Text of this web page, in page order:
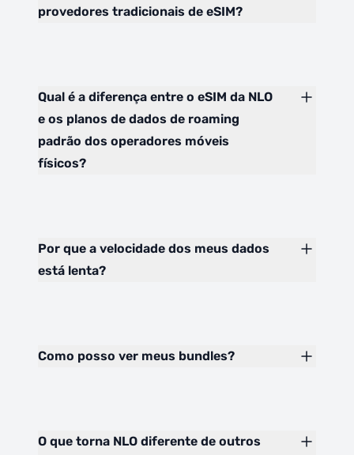
provedores tradicionais de eSIM?
Qual é a diferença entre o eSIM da NLO
e os planos de dados de roaming
padrão dos operadores móveis
físicos?
Por que a velocidade dos meus dados
está lenta?
Como posso ver meus bundles?
O que torna NLO diferente de outros